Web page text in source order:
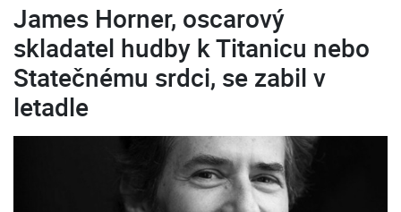
James Horner, oscarový
skladatel hudby k Titanicu nebo
Statečnému srdci, se zabil v
letadle